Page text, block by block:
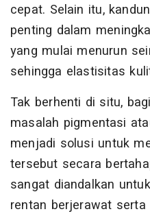
cepat. Selain itu,
penting dalam
yang mulai menurun
sehingga elastisitas
Tak berhenti di situ,
masalah pigmentasi
menjadi solusi untuk
tersebut secara
sangat diandalkan
rentan berjerawat